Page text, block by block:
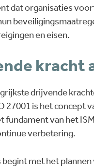
dat organisaties
en eisen.
kracht
drijvende
27001 is het concept
fundament van het
verbetering.
begint met het